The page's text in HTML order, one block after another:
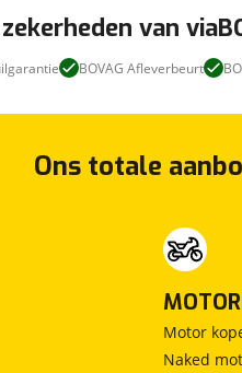
van
BOVAG Afleverbeurt
Ons totale
Motor
Naked